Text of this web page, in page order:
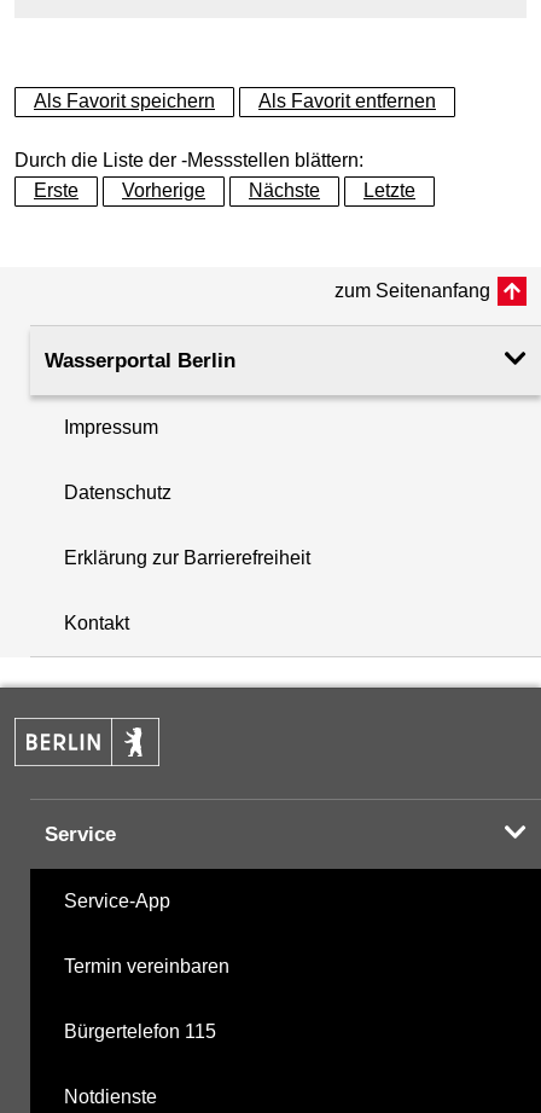
+
−
+
−
Als Favorit speichern Als Favorit entfernen
Durch die Liste der -Messstellen blättern:
Erste
Vorherige Nächste Letzte
zum Seitenanfang
Wasserportal Berlin
Impressum
Datenschutz
Erklärung zur Barrierefreiheit
Kontakt
Service
Service-App
Termin vereinbaren
Bürgertelefon 115
Notdienste